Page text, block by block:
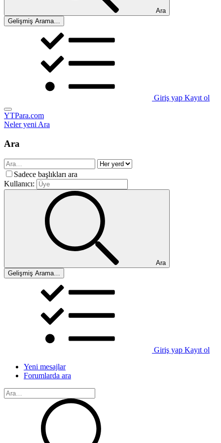
Ara
Gelişmiş Arama…
Giriş yap Kayıt ol
YTPara.com
Neler yeniAra
Ara
Sadece başlıkları ara
Kullanıcı:
Ara
Gelişmiş Arama…
Giriş yap Kayıt ol
Yeni mesajlar
Forumlarda ara